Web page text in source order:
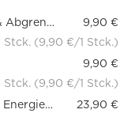
Dieser Artikel: EngelALM Schutz & Abgrenzung, Energiekerze
9,90 €
Stck. (9,90 €/1 Stck.)
9,90 €
Stck. (9,90 €/1 Stck.)
EngelALM Blume des Lebens blau, Energiekerze
23,90 €